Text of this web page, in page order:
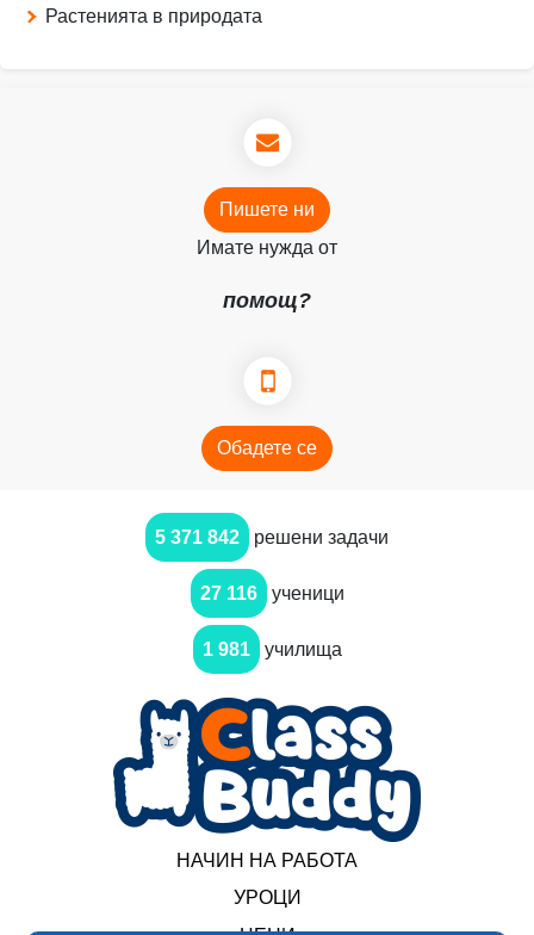
Растенията в природата
Пишете ни
Имате нужда от
помощ?
Обадете се
5 371 842 решени задачи
27 116 ученици
1 981 училища
НАЧИН НА РАБОТА
УРОЦИ